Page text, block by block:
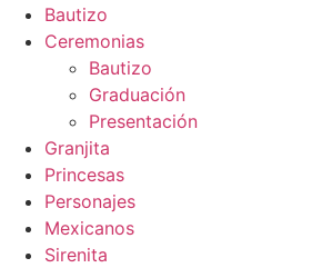
Bautizo
Ceremonias
Bautizo
Graduación
Presentación
Granjita
Princesas
Personajes
Mexicanos
Sirenita